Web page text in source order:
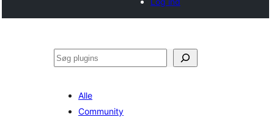
Søg
Alle
Community